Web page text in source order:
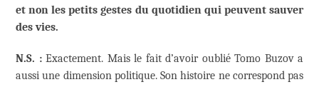
et non les petits gestes du quotidien qui peuvent sauver
des vies.
N.S. :Exactement. Mais le fait d’avoir oublié Tomo Buzov a
aussi une dimension politique. Son histoire ne correspond pas